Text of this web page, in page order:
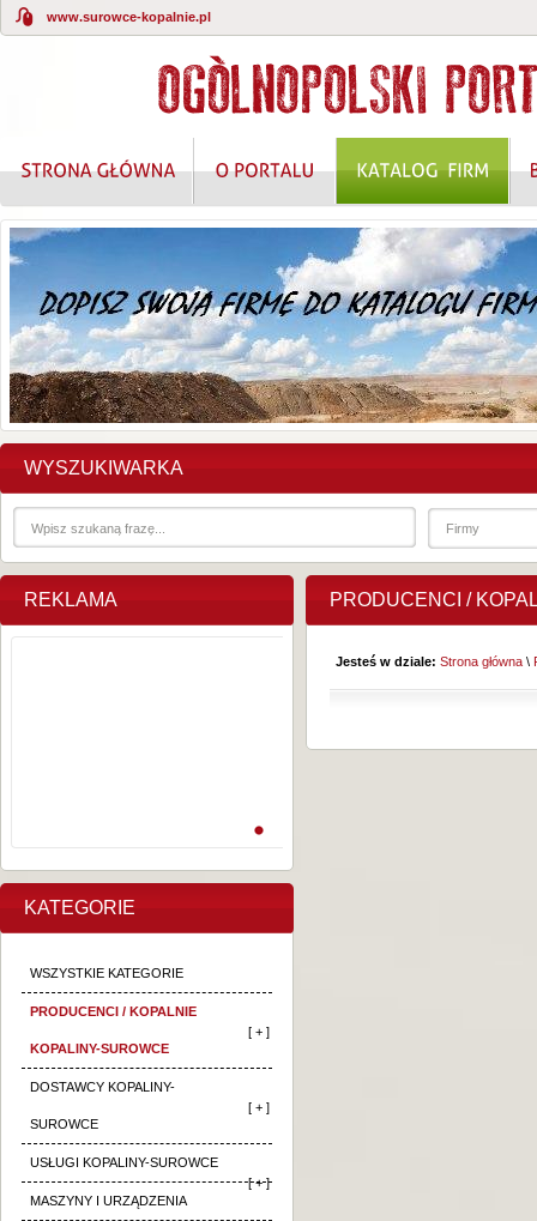
www.surowce-kopalnie.pl
WYSZUKIWARKA
REKLAMA
KATEGORIE
WSZYSTKIE KATEGORIE
PRODUCENCI / KOPALNIE
KOPALINY-SUROWCE
[ + ]
DOSTAWCY KOPALINY-
SUROWCE
[ + ]
USŁUGI KOPALINY-SUROWCE
[ + ]
MASZYNY I URZĄDZENIA
PRODUCENCI /
Jesteś w dziale: Strona główna \